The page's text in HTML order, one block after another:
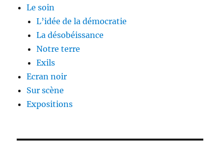
Le soin
L’idée de la démocratie
La désobéissance
Notre terre
Exils
Ecran noir
Sur scène
Expositions